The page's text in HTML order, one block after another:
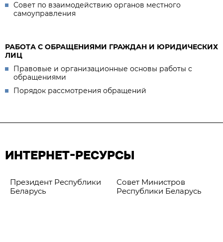
Совет по взаимодействию органов местного
самоуправления
РАБОТА С ОБРАЩЕНИЯМИ ГРАЖДАН И ЮРИДИЧЕСКИХ
ЛИЦ
Правовые и организационные основы работы с
обращениями
Порядок рассмотрения обращений
ИНТЕРНЕТ-РЕСУРСЫ
Президент Республики
Беларусь
Совет Министров
Республики Беларусь